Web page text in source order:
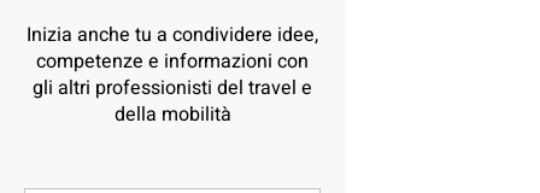
Inizia anche tu a condividere idee,
competenze e informazioni con
gli altri professionisti del travel e
della mobilità